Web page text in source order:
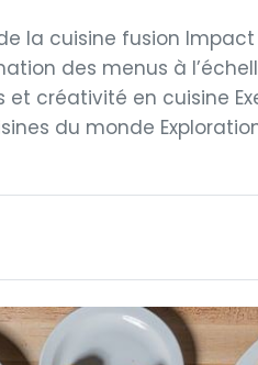
de la cuisine fusion
des menus à
créativité en cuisine
du monde